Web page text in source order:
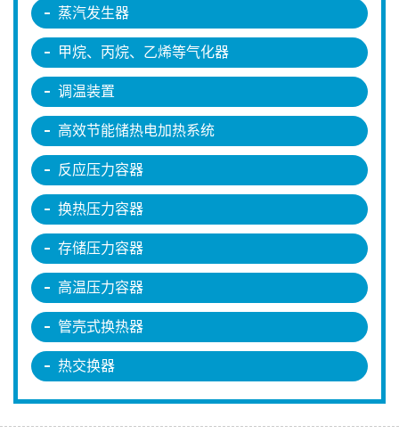
蒸汽发生器
甲烷、丙烷、乙烯等气化器
调温装置
高效节能储热电加热系统
反应压力容器
换热压力容器
存储压力容器
高温压力容器
管壳式换热器
热交换器